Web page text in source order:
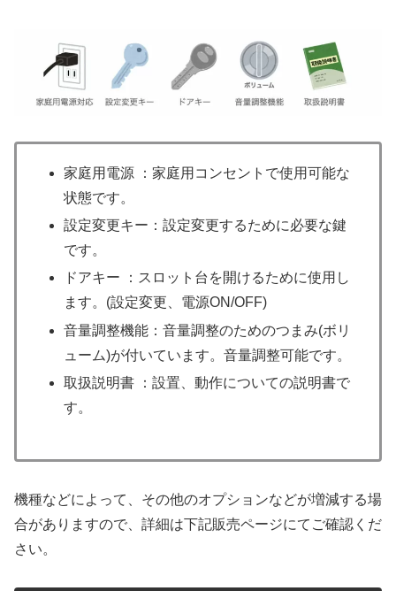
家庭用電源 ：家庭用コンセントで使用可能な
状態です。
設定変更キー：設定変更するために必要な鍵
です。
ドアキー ：スロット台を開けるために使用し
ます。(設定変更、電源ON/OFF)
音量調整機能：音量調整のためのつまみ(ボリ
ューム)が付いています。音量調整可能です。
取扱説明書 ：設置、動作についての説明書で
す。
機種などによって、その他のオプションなどが増減する場
合がありますので、詳細は下記販売ページにてご確認くだ
さい。